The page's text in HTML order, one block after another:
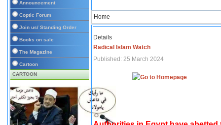
Announcement
Coptic Forum
Join us/ Standing Order
Books on sale
The Magazine
Cartoon
CARTOON
Home
Details
Radical Islam Watch
Published: 25 March 2024